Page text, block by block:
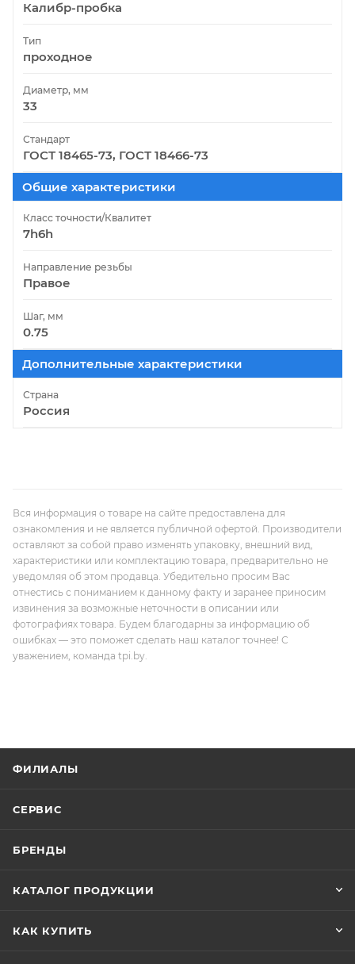
Калибр-пробка
Тип
проходное
Диаметр, мм
33
Стандарт
ГОСТ 18465-73, ГОСТ 18466-73
Общие характеристики
Класс точности/Квалитет
7h6h
Направление резьбы
Правое
Шаг, мм
0.75
Дополнительные характеристики
Страна
Россия
Вся информация о товаре на сайте предоставлена для
ознакомления и не является публичной офертой. Производители
оставляют за собой право изменять упаковку, внешний вид,
характеристики или комплектацию товара, предварительно не
уведомляя об этом продавца. Убедительно просим Вас
отнестись с пониманием к данному факту и заранее приносим
извинения за возможные неточности в описании или
фотографиях товара. Будем благодарны за информацию об
ошибках — это поможет сделать наш каталог точнее! С
уважением, команда tpi.by.
ФИЛИАЛЫ
СЕРВИС
БРЕНДЫ
КАТАЛОГ ПРОДУКЦИИ
КАК КУПИТЬ